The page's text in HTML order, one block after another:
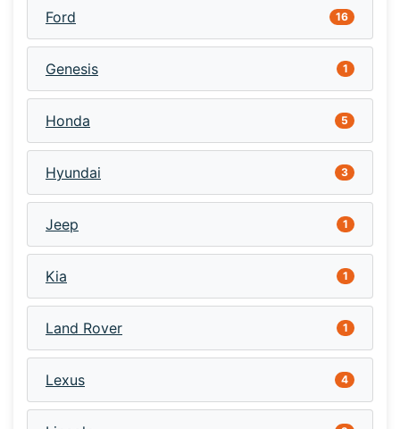
Ford 16
Genesis 1
Honda 5
Hyundai 3
Jeep 1
Kia 1
Land Rover 1
Lexus 4